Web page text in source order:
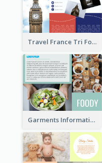
Travel France Tri Fold Brochure
Garments Informational Brochure